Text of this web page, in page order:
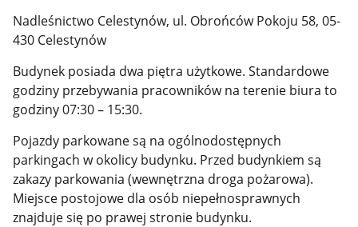
Nadleśnictwo Celestynów, ul. Obrońców Pokoju 58, 05-
430 Celestynów
Budynek posiada dwa piętra użytkowe. Standardowe
godziny przebywania pracowników na terenie biura to
godziny 07:30 – 15:30.
Pojazdy parkowane są na ogólnodostępnych
parkingach w okolicy budynku. Przed budynkiem są
zakazy parkowania (wewnętrzna droga pożarowa).
Miejsce postojowe dla osób niepełnosprawnych
znajduje się po prawej stronie budynku.